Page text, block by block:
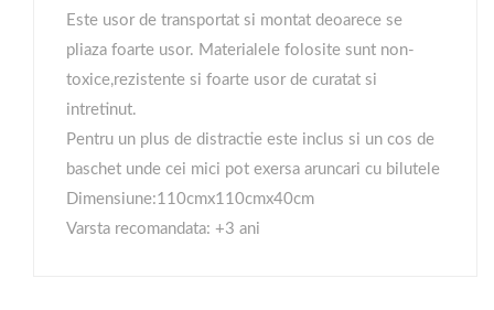
Este usor de transportat si montat deoarece se
pliaza foarte usor. Materialele folosite sunt non-
toxice,rezistente si foarte usor de curatat si
intretinut.
Pentru un plus de distractie este inclus si un cos de
baschet unde cei mici pot exersa aruncari cu bilutele
Dimensiune:110cmx110cmx40cm
Varsta recomandata: +3 ani